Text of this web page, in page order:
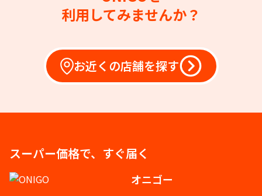
利用してみませんか？
お近くの店舗を探す
スーパー価格で、すぐ届く
オニゴー